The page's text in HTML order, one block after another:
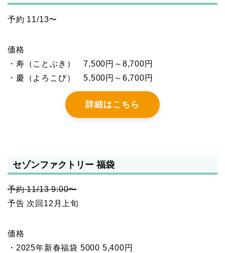
予約 11/13〜
価格
・寿（ことぶき） 7,500円～8,700円
・慶（よろこび） 5,500円～6,700円
詳細はこちら
セゾンファクトリー 福袋
予約 11/13 9:00〜
予告 次回12月上旬
価格
・2025年新春福袋 5000 5,400円